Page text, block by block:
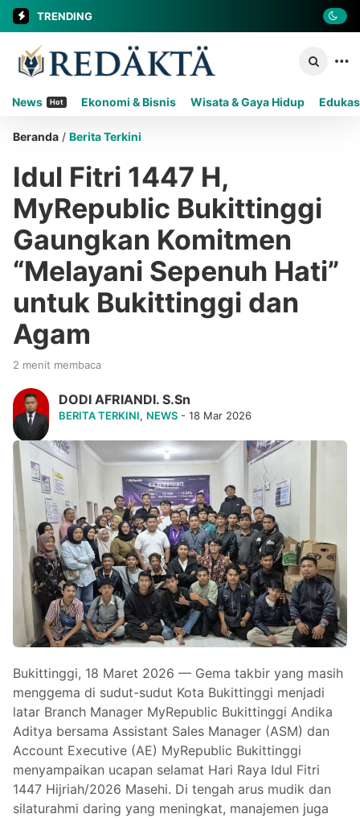
TRENDING
News Hot Ekonomi & Bisnis Wisata & Gaya Hidup
Beranda / Berita Terkini
Idul Fitri 1447 H,
MyRepublic Bukittinggi
Gaungkan Komitmen
“Melayani Sepenuh Hati”
untuk Bukittinggi dan
Agam
2 menit membaca
DODI AFRIANDI. S.Sn
BERITA TERKINI, NEWS - 18 Mar 2026
Bukittinggi, 18 Maret 2026 — Gema takbir yang masih
menggema di sudut-sudut Kota Bukittinggi menjadi
latar Branch Manager MyRepublic Bukittinggi Andika
Aditya bersama Assistant Sales Manager (ASM) dan
Account Executive (AE) MyRepublic Bukittinggi
menyampaikan ucapan selamat Hari Raya Idul Fitri
1447 Hijriah/2026 Masehi. Di tengah arus mudik dan
silaturahmi daring yang meningkat, manajemen juga